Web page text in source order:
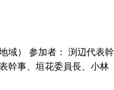
域） 参加者： 渕辺代表幹
幹事、垣花委員長、小林